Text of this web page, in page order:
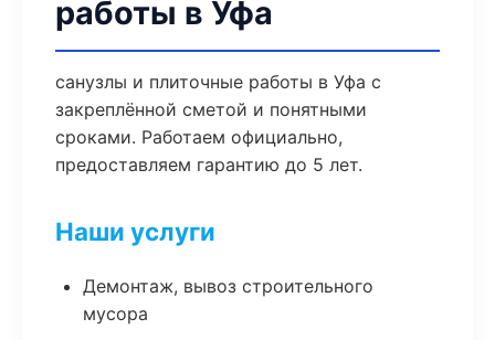
работы в Уфа
санузлы и плиточные работы в Уфа с
закреплённой сметой и понятными
сроками. Работаем официально,
предоставляем гарантию до 5 лет.
Наши услуги
Демонтаж, вывоз строительного
мусора